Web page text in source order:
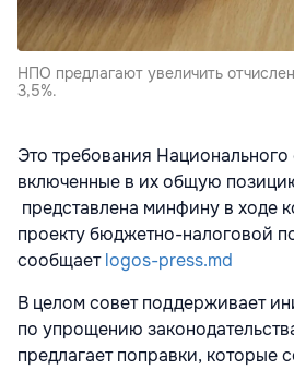
НПО предлагают увеличить
3,5%.
Это требования
включенные в их общую
представлена минфину в ходе
проекту бюджетно-налоговой
сообщаетlogos-press.md
В целом совет поддерживает
по упрощению
предлагает поправки, которые